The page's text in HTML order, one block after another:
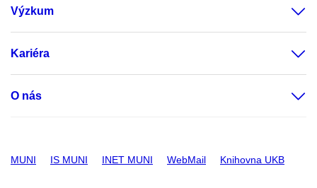
Výzkum
Kariéra
O nás
MUNI IS MUNI INET MUNI WebMail Knihovna UKB